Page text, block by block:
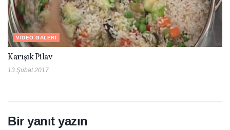
VIDEO GALERI
Karışık Pilav
13 Şubat 2017
Bir yanıt yazın